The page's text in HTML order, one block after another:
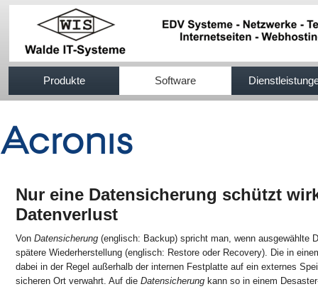
Produkte Software
Nur eine Datensicherung schützt
Datenverlust
Von Datensicherung (englisch: Backup) spricht man, wenn ausgewählte
spätere Wiederherstellung (englisch: Restore oder Recovery). Die in
dabei in der Regel außerhalb der internen Festplatte auf ein externes
sicheren Ort verwahrt. Auf die Datensicherung kann so in einem